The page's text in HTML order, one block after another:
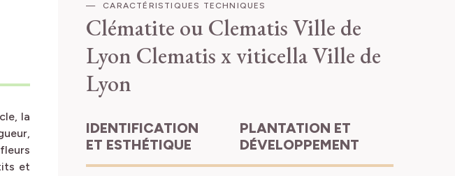
la
et
CARACTÉRISTIQUES TECHNIQUES
Clématite ou Clematis Ville de
Lyon Clematis x viticella Ville de
Lyon
IDENTIFICATION
ET ESTHÉTIQUE
PLANTATION ET
DÉVELOPPEMENT